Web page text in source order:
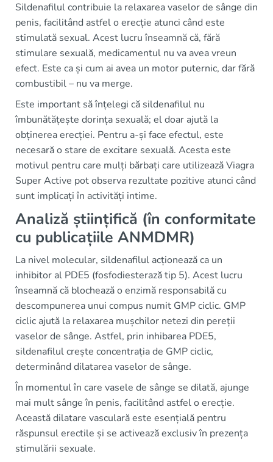
Sildenafilul contribuie la relaxarea vaselor de sânge din
penis, facilitând astfel o erecție atunci când este
stimulată sexual. Acest lucru înseamnă că, fără
stimulare sexuală, medicamentul nu va avea vreun
efect. Este ca și cum ai avea un motor puternic, dar fără
combustibil – nu va merge.
Este important să înțelegi că sildenafilul nu
îmbunătățește dorința sexuală; el doar ajută la
obținerea erecției. Pentru a-și face efectul, este
necesară o stare de excitare sexuală. Acesta este
motivul pentru care mulți bărbați care utilizează Viagra
Super Active pot observa rezultate pozitive atunci când
sunt implicați în activități intime.
Analiză științifică (în conformitate
cu publicațiile ANMDMR)
La nivel molecular, sildenafilul acționează ca un
inhibitor al PDE5 (fosfodiesterază tip 5). Acest lucru
înseamnă că blochează o enzimă responsabilă cu
descompunerea unui compus numit GMP ciclic. GMP
ciclic ajută la relaxarea mușchilor netezi din pereții
vaselor de sânge. Astfel, prin inhibarea PDE5,
sildenafilul crește concentrația de GMP ciclic,
determinând dilatarea vaselor de sânge.
În momentul în care vasele de sânge se dilată, ajunge
mai mult sânge în penis, facilitând astfel o erecție.
Această dilatare vasculară este esențială pentru
răspunsul erectile și se activează exclusiv în prezența
stimulării sexuale.